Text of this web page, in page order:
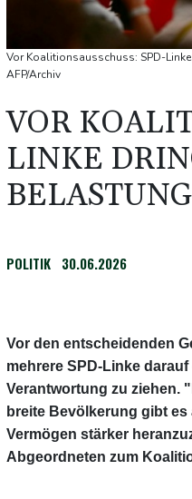
Vor Koalitionsausschuss: SPD-
AFP/Archiv
VOR
LINKE
POLITIK 30.06.2026
Vor den entscheidenden
mehrere SPD-Linke
Verantwortung zu ziehen.
breite Bevölkerung gibt
Vermögen stärker
Abgeordneten zum